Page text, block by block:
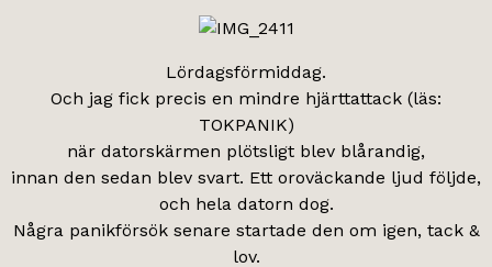
Lördagsförmiddag.
Och jag fick precis en mindre hjärttattack (läs:
TOKPANIK)
när datorskärmen plötsligt blev blårandig,
innan den sedan blev svart. Ett oroväckande ljud följde,
och hela datorn dog.
Några panikförsök senare startade den om igen, tack &
lov.